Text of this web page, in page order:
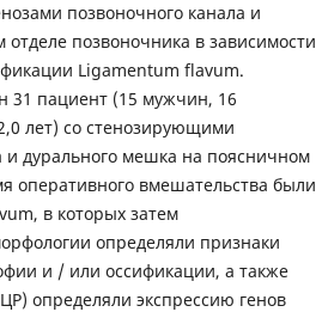
позвоночного канала и
позвоночника в зависимости
Ligamentum flavum.
31 пациент (15 мужчин, 16
лет) со стенозирующими
и дурального мешка на поясничном
оперативного вмешательства были
в которых затем
определяли признаки
и / или оссификации, а также
определяли экспрессию генов